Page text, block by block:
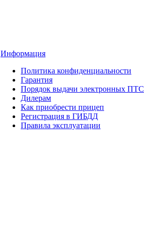
Информация
Политика конфиденциальности
Гарантия
Порядок выдачи электронных ПТС
Дилерам
Как приобрести прицеп
Регистрация в ГИБДД
Правила эксплуатации